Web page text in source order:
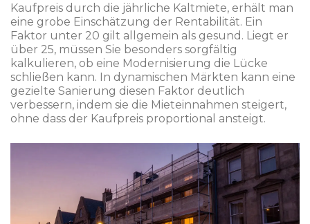
Kaufpreis durch die jährliche Kaltmiete, erhält man
eine grobe Einschätzung der Rentabilität. Ein
Faktor unter 20 gilt allgemein als gesund. Liegt er
über 25, müssen Sie besonders sorgfältig
kalkulieren, ob eine Modernisierung die Lücke
schließen kann. In dynamischen Märkten kann eine
gezielte Sanierung diesen Faktor deutlich
verbessern, indem sie die Mieteinnahmen steigert,
ohne dass der Kaufpreis proportional ansteigt.